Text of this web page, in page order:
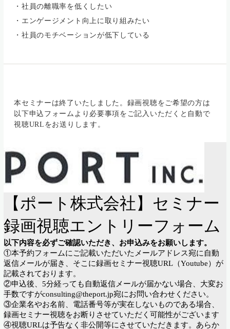
社員の離職率を低くしたい
エンゲージメント向上に取り組みたい
社員のモチベーションが低下している
本セミナーは終了いたしました。録画視聴をご希望の方は
以下申込フォームより必要事項をご記入いただくと自動で
視聴URLをお送りします。